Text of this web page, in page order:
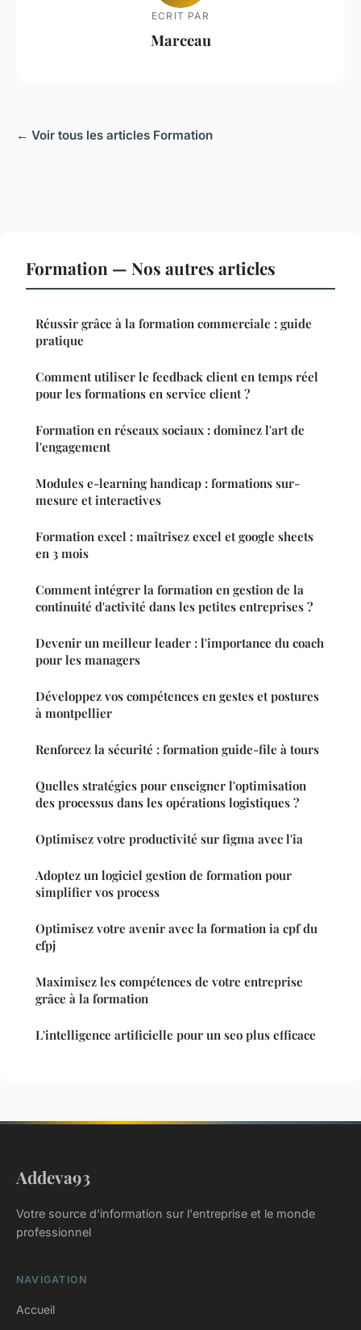
ECRIT PAR
Marceau
← Voir tous les articles Formation
Formation — Nos autres articles
Réussir grâce à la formation commerciale : guide
pratique
Comment utiliser le feedback client en temps réel
pour les formations en service client ?
Formation en réseaux sociaux : dominez l'art de
l'engagement
Modules e-learning handicap : formations sur-
mesure et interactives
Formation excel : maîtrisez excel et google sheets
en 3 mois
Comment intégrer la formation en gestion de la
continuité d'activité dans les petites entreprises ?
Devenir un meilleur leader : l'importance du coach
pour les managers
Développez vos compétences en gestes et postures
à montpellier
Renforcez la sécurité : formation guide-file à tours
Quelles stratégies pour enseigner l'optimisation
des processus dans les opérations logistiques ?
Optimisez votre productivité sur figma avec l'ia
Adoptez un logiciel gestion de formation pour
simplifier vos process
Optimisez votre avenir avec la formation ia cpf du
cfpj
Maximisez les compétences de votre entreprise
grâce à la formation
L'intelligence artificielle pour un seo plus efficace
Addeva93
Votre source d'information sur l'entreprise et le monde
professionnel
NAVIGATION
Accueil